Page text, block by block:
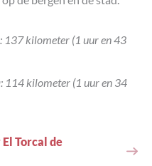
137 kilometer (1 uur en 43
114 kilometer (1 uur en 34
Torcal de